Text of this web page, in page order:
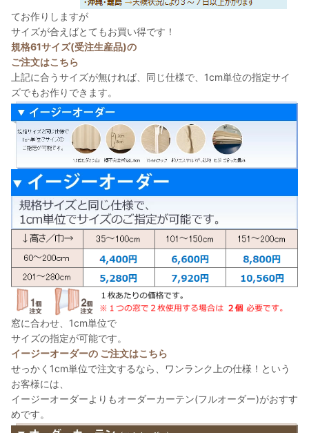
てお作りしますが
サイズが合えばとてもお買い得です！
規格61サイズ(受注生産品)の
ご注文はこちら
上記に合うサイズが無ければ、同じ仕様で、1cm単位の指定サイ
ズでもお作りできます。
窓に合わせ、1cm単位で
サイズの指定が可能です。
イージーオーダーの ご注文はこちら
せっかく1cm単位で注文するなら、ワンランク上の仕様！という
お客様には、
イージーオーダーよりもオーダーカーテン(フルオーダー)がおすす
めです。